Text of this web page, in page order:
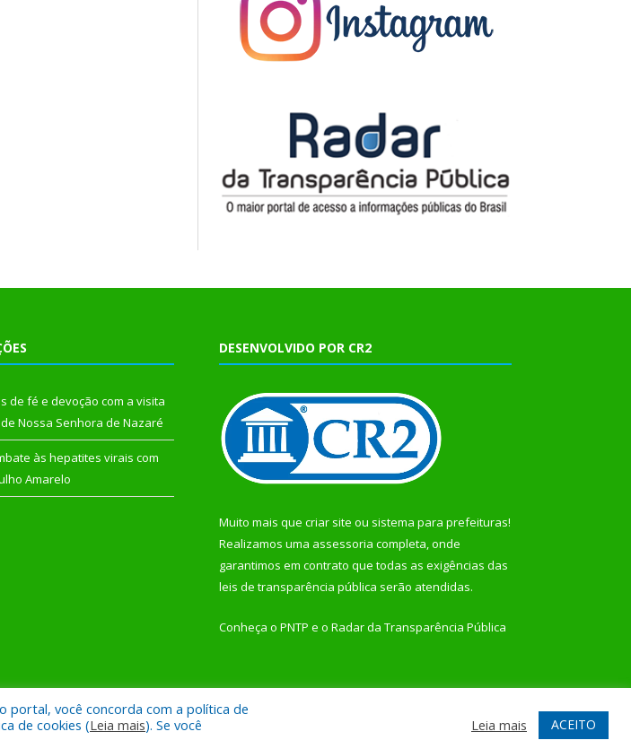
de fé e devoção com a visita
Nossa Senhora de Nazaré
às hepatites virais com
Amarelo
DESENVOLVIDO POR CR2
Muito mais que criar site ou sistema para prefeituras!
Realizamos uma assessoria completa, onde
garantimos em contrato que todas as exigências das
leis de transparência pública serão atendidas.
Conheça o PNTP e o Radar da Transparência Pública
Mapa do Site Acessar Webmail
portal, você concorda com a política de
de cookies (Leia mais). Se você
Leia mais ACEITO